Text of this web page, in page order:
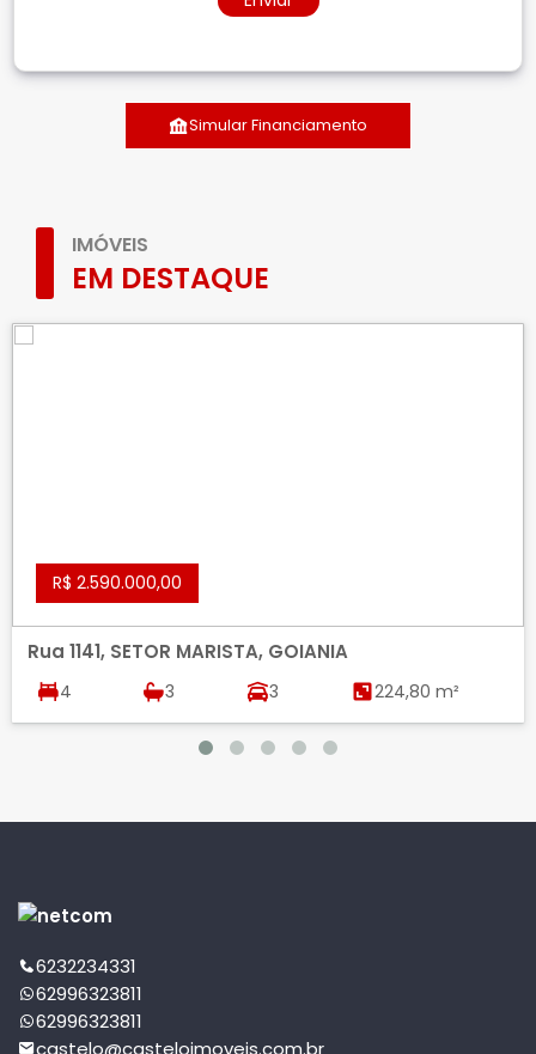
Simular Financiamento
IMÓVEIS
EM DESTAQUE
R$ 2.590.000,00
Rua 1141, SETOR MARISTA, GOIANIA
4 3 3 224,80 m²
6232234331
62996323811
62996323811
castelo@casteloimoveis.com.br